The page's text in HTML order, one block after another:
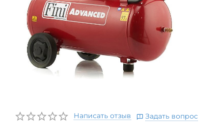
Написать отзыв
Задать вопрос